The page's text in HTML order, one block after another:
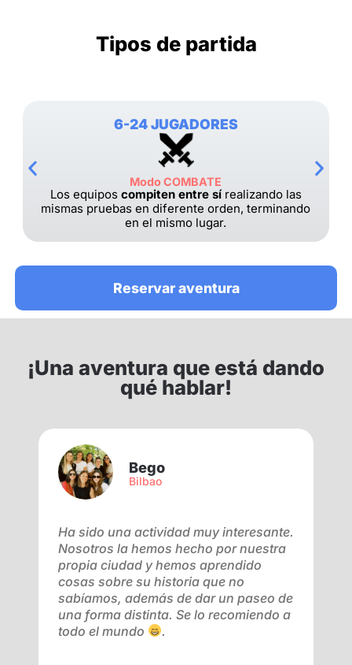
Tipos de partida
6-24 JUGADORES
Modo COMBATE
Los equipos compiten entre sí realizando las
mismas pruebas en diferente orden, terminando
en el mismo lugar.
Reservar aventura
¡Una aventura que está dando
qué hablar!
Ha sido una actividad muy interesante.
Nosotros la hemos hecho por nuestra
propia ciudad y hemos aprendido
cosas sobre su historia que no
sabíamos, además de dar un paseo de
una forma distinta. Se lo recomiendo a
todo el mundo
.
Bego
Bilbao